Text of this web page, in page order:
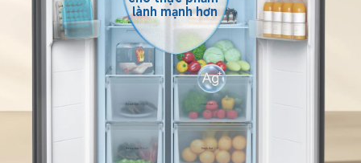
lành mạnh hơn